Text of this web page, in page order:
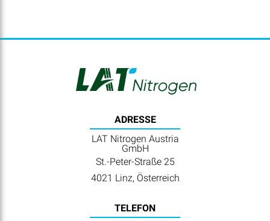
ADRESSE
LAT Nitrogen Austria
GmbH
St.-Peter-Straße 25
4021 Linz, Österreich
TELEFON